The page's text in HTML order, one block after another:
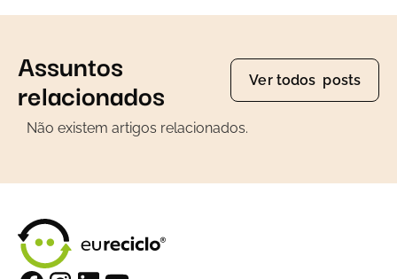
Assuntos
relacionados Ver todos posts
Não existem artigos relacionados.